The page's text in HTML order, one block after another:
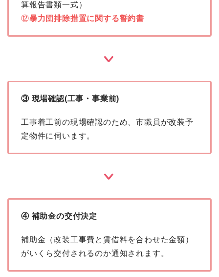
算報告書類一式）
⑫暴力団排除措置に関する誓約書
③ 現場確認(工事・事業前)
工事着工前の現場確認のため、市職員が改装予
定物件に伺います。
④ 補助金の交付決定
補助金（改装工事費と賃借料を合わせた金額）
がいくら交付されるのか通知されます。